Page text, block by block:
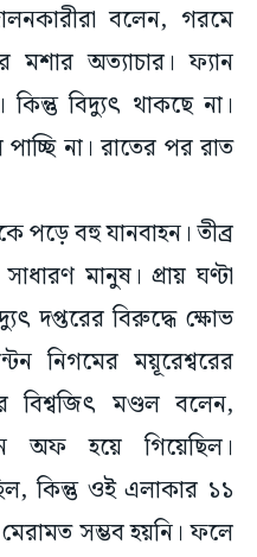
বলেন, গরমে
মশার অত্যাচার। ফ্যান
কিন্তু বিদ্যুৎ থাকছে না।
না। রাতের পর রাত
পড়ে বহু যানবাহন। তীব্র
মানুষ। প্রায় ঘণ্টা
দপ্তরের বিরুদ্ধে ক্ষোভ
নিগমের ময়ূরেশ্বরের
বিশ্বজিৎ মণ্ডল বলেন,
অফ হয়ে গিয়েছিল।
কিন্তু ওই এলাকার ১১
সম্ভব হয়নি। ফলে